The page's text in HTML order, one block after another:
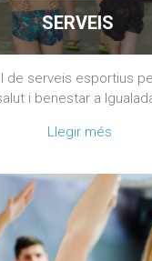
SERVEIS
de serveis esportius
i benestar a
Llegir més